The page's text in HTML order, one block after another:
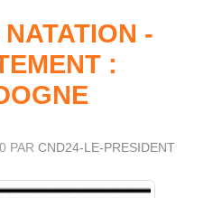
-
:
PAR CND24-LE-PRESIDENT